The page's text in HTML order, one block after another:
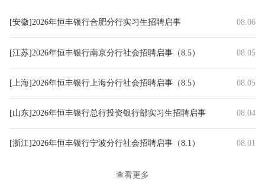
[安徽]2026年恒丰银行合肥分行实习生招聘启事 08.06
[江苏]2026年恒丰银行南京分行社会招聘启事（8.5） 08.05
[上海]2026年恒丰银行上海分行社会招聘启事（8.5） 08.05
[山东]2026年恒丰银行总行投资银行部实习生招聘启事 08.04
[浙江]2026年恒丰银行宁波分行社会招聘启事（8.1） 08.01
[广东]2026年恒丰银行深圳分行社会招聘启事（7.30）
查看更多